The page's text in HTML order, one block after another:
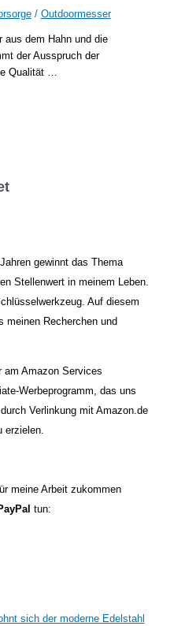
/ Outdoormesser
aus dem Hahn und die
der Ausspruch der
Qualität …
gewinnt das Thema
Stellenwert in meinem Leben.
Auf diesem
meinen Recherchen und
Amazon Services
Werbeprogramm, das uns
Verlinkung mit Amazon.de
erzielen.
meine Arbeit zukommen
tun:
sich der moderne Edelstahl